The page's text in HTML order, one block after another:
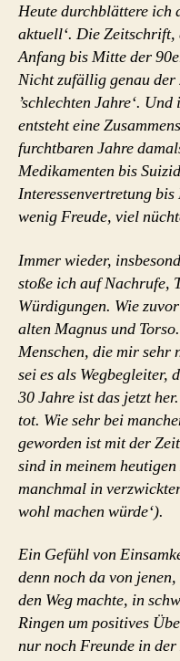
Heute durchblättere ich
aktuell‘. Die
Anfang bis Mitte der
Nicht zufällig genau
’schlechten Jahre‘.
entsteht eine
furchtbaren Jahre
Medikamenten bis
Interessenvertretung
wenig Freude, viel
Immer wieder,
stoße ich auf Nachrufe,
Würdigungen. Wie
alten Magnus und
Menschen, die mir sehr
sei es als Wegbegleiter,
30 Jahre ist das jetzt
tot. Wie sehr bei
geworden ist mit der
sind in meinem
manchmal in
wohl machen würde‘).
Ein Gefühl von
denn noch da von
den Weg machte, in
Ringen um positives
nur noch Freunde in